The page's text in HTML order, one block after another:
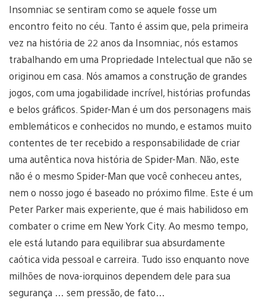
Insomniac se sentiram como se aquele fosse um
encontro feito no céu. Tanto é assim que, pela primeira
vez na história de 22 anos da Insomniac, nós estamos
trabalhando em uma Propriedade Intelectual que não se
originou em casa. Nós amamos a construção de grandes
jogos, com uma jogabilidade incrível, histórias profundas
e belos gráficos. Spider-Man é um dos personagens mais
emblemáticos e conhecidos no mundo, e estamos muito
contentes de ter recebido a responsabilidade de criar
uma autêntica nova história de Spider-Man. Não, este
não é o mesmo Spider-Man que você conheceu antes,
nem o nosso jogo é baseado no próximo filme. Este é um
Peter Parker mais experiente, que é mais habilidoso em
combater o crime em New York City. Ao mesmo tempo,
ele está lutando para equilibrar sua absurdamente
caótica vida pessoal e carreira. Tudo isso enquanto nove
milhões de nova-iorquinos dependem dele para sua
segurança … sem pressão, de fato…